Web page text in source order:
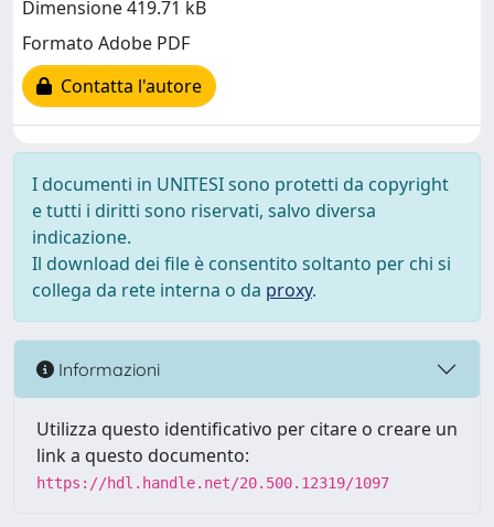
Dimensione 419.71 kB
Formato Adobe PDF
Contatta l'autore
I documenti in UNITESI sono protetti da copyright
e tutti i diritti sono riservati, salvo diversa
indicazione.
Il download dei file è consentito soltanto per chi si
collega da rete interna o da proxy.
Informazioni
Utilizza questo identificativo per citare o creare un
link a questo documento:
https://hdl.handle.net/20.500.12319/1097